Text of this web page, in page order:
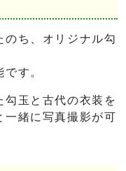
のち、オリジナル勾
す。
勾玉と古代の衣装を
一緒に写真撮影が可